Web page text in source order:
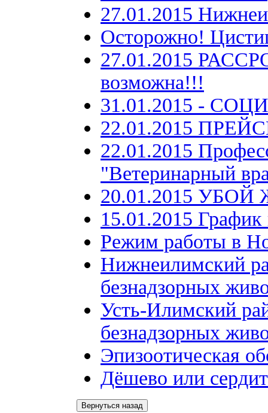
27.01.2015
Осторожно!
27.01.2015
возможна!!!
31.01.2015 -
22.01.2015
22.01.2015
"Ветеринарный
20.01.2015
15.01.2015 График
Режим работы в
Нижнеилимский
безнадзорных
Усть-Илимский
безнадзорных
Эпизоотическая
Дёшево или